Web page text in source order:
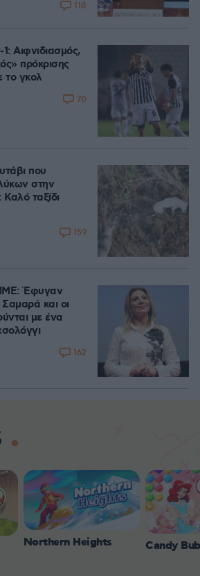
118
Αιφνιδιασμός,
πρόκρισης
το γκολ
70
που
στην
ταξίδι
159
Έφυγαν
και οι
με ένα
162
Northern Heights Candy